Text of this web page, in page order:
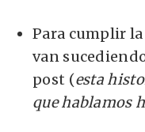
Para cumplir
van
post (esta
que hablamos